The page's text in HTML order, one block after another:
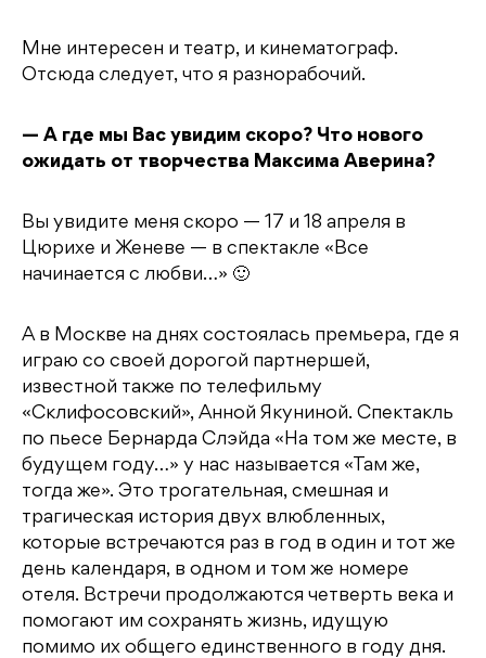
Мне интересен и театр, и кинематограф.
Отсюда следует, что я разнорабочий.
— А где мы Вас увидим скоро? Что нового
ожидать от творчества Максима Аверина?
Вы увидите меня скоро — 17 и 18 апреля в
Цюрихе и Женеве — в спектакле «Все
начинается с любви…» 🙂
А в Москве на днях состоялась премьера, где я
играю со своей дорогой партнершей,
известной также по телефильму
«Склифосовский», Анной Якуниной. Спектакль
по пьесе Бернарда Слэйда «На том же месте, в
будущем году…» у нас называется «Там же,
тогда же». Это трогательная, смешная и
трагическая история двух влюбленных,
которые встречаются раз в год в один и тот же
день календаря, в одном и том же номере
отеля. Встречи продолжаются четверть века и
помогают им сохранять жизнь, идущую
помимо их общего единственного в году дня.